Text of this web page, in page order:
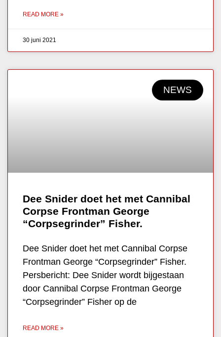
READ MORE »
30 juni 2021
NEWS
Dee Snider doet het met Cannibal
Corpse Frontman George
“Corpsegrinder” Fisher.
Dee Snider doet het met Cannibal Corpse
Frontman George “Corpsegrinder” Fisher.
Persbericht: Dee Snider wordt bijgestaan
door Cannibal Corpse Frontman George
“Corpsegrinder” Fisher op de
READ MORE »